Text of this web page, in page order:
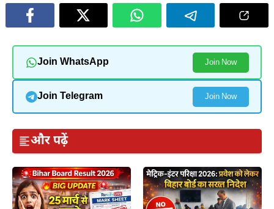
Join WhatsApp Join Now
Join Telegram Join Now
और पढ़ें